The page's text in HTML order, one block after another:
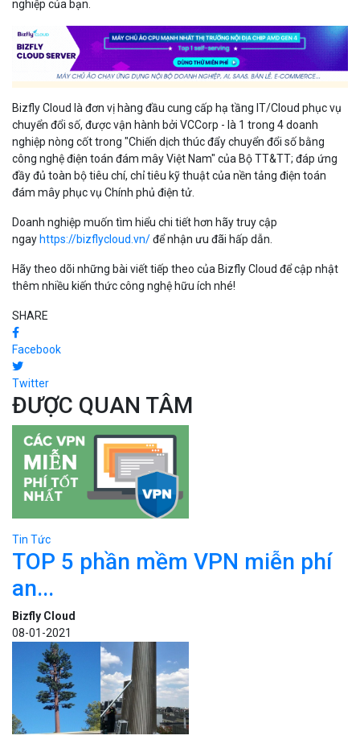
nghiệp của bạn.
Bizfly Cloud là đơn vị hàng đầu cung cấp hạ tầng IT/Cloud phục vụ
chuyển đổi số, được vận hành bởi VCCorp - là 1 trong 4 doanh
nghiệp nòng cốt trong "Chiến dịch thúc đẩy chuyển đổi số bằng
công nghệ điện toán đám mây Việt Nam" của Bộ TT&TT; đáp ứng
đầy đủ toàn bộ tiêu chí, chỉ tiêu kỹ thuật của nền tảng điện toán
đám mây phục vụ Chính phủ điện tử.
Doanh nghiệp muốn tìm hiểu chi tiết hơn hãy truy cập
ngay https://bizflycloud.vn/để nhận ưu đãi hấp dẫn.
Hãy theo dõi những bài viết tiếp theo của Bizfly Cloud để cập nhật
thêm nhiều kiến thức công nghệ hữu ích nhé!
SHARE
Facebook
Twitter
ĐƯỢC QUAN TÂM
Tin Tức
TOP 5 phần mềm VPN miễn phí
an...
Bizfly Cloud
08-01-2021